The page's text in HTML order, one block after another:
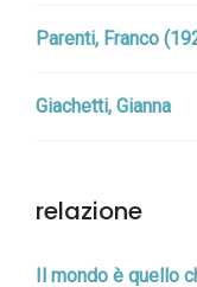
Parenti, Franco
Giachetti, Gianna
relazione
Il mondo è quello